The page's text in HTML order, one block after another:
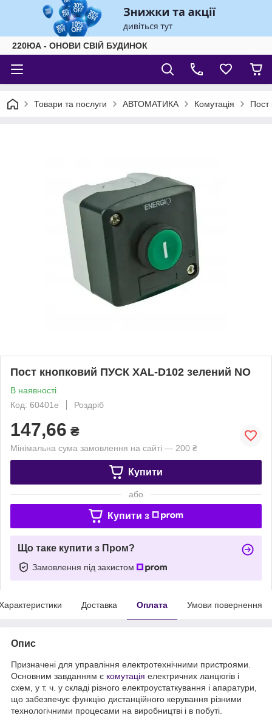
220ЮА - ОНОВИ СВІЙ БУДИНОК
Товари та послуги АВТОМАТИКА Комутація Пост
Пост кнопковий ПУСК XAL-D102 зелений NO
В наявності
Код: 60401e
Роздріб
147,66 ₴
Мінімальна сума замовлення на сайті — 200 ₴
Купити
або
Купити з
Що таке купити з Пром?
Замовлення під захистом
Доставка Оплата Умови повернення
Опис
Призначені для управління електротехнічними пристроями.
Основним завданням є комутація електричних ланцюгів і
схем, у т. ч. у складі різного електроустаткування і апаратури,
що забезпечує функцію дистанційного керування різними
технологічними процесами на виробництві і в побуті.